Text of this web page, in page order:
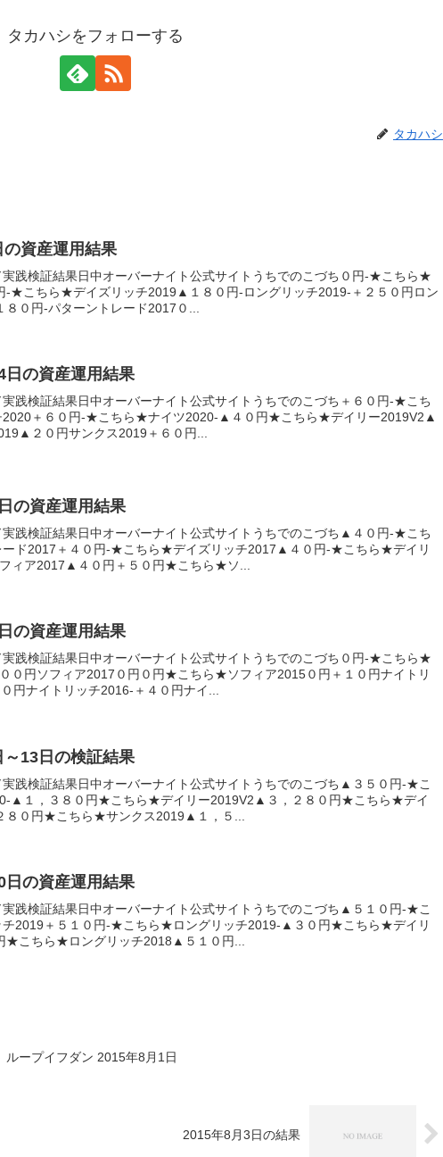
タカハシをフォローする
タカハシ
資産運用結果
実践検証結果日中オーバーナイト公式サイトうちでのこづち０円-★こちら★
-★こちら★デイズリッチ2019▲１８０円-ロングリッチ2019-＋２５０円ロン
０円-パターントレード2017０...
日の資産運用結果
践検証結果日中オーバーナイト公式サイトうちでのこづち＋６０円-★こち
2020＋６０円-★こちら★ナイツ2020-▲４０円★こちら★デイリー2019V2▲
２０円サンクス2019＋６０円...
の資産運用結果
実践検証結果日中オーバーナイト公式サイトうちでのこづち▲４０円-★こち
ード2017＋４０円-★こちら★デイズリッチ2017▲４０円-★こちら★デイリ
ィア2017▲４０円＋５０円★こちら★ソ...
の資産運用結果
実践検証結果日中オーバーナイト公式サイトうちでのこづち０円-★こちら★
０円ソフィア2017０円０円★こちら★ソフィア2015０円＋１０円ナイトリ
円ナイトリッチ2016-＋４０円ナイ...
13日の検証結果
実践検証結果日中オーバーナイト公式サイトうちでのこづち▲３５０円-★こ
▲１，３８０円★こちら★デイリー2019V2▲３，２８０円★こちら★デイ
８０円★こちら★サンクス2019▲１，５...
日の資産運用結果
実践検証結果日中オーバーナイト公式サイトうちでのこづち▲５１０円-★こ
2019＋５１０円-★こちら★ロングリッチ2019-▲３０円★こちら★デイリ
★こちら★ロングリッチ2018▲５１０円...
ループイフダン 2015年8月1日
2015年8月3日の結果